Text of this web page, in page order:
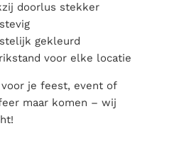
doorlus stekker
gekleurd
voor elke locatie
je feest, event of
maar komen – wij